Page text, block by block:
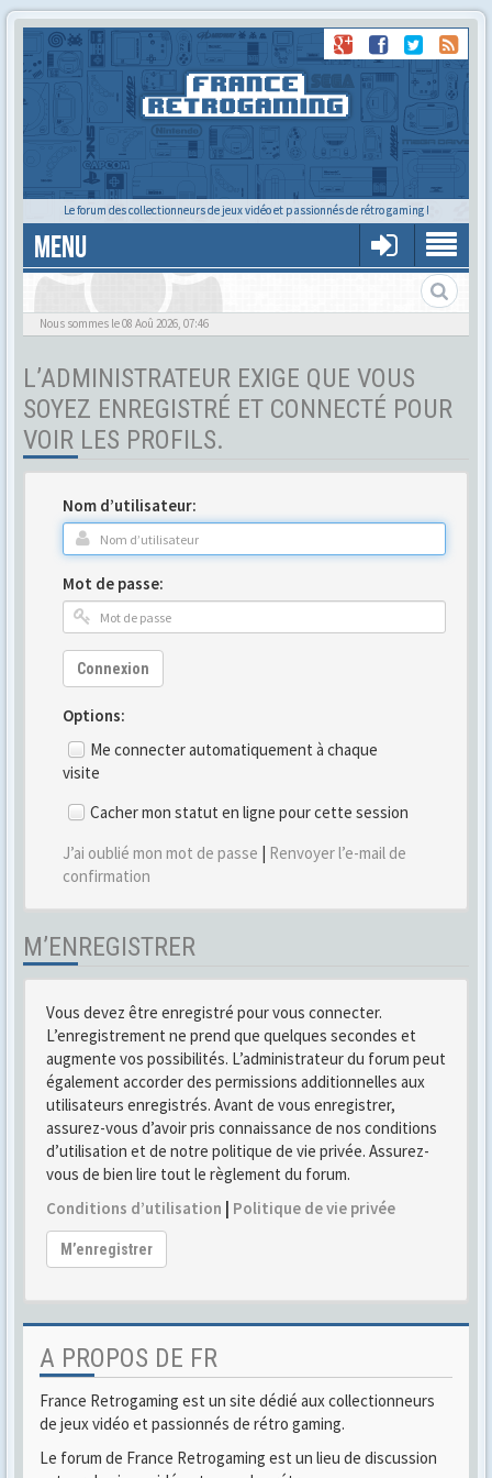
Le forum des collectionneurs de jeux vidéo et passionnés de rétro gaming !
MENU
Tu cherches quelqu'un ?
Nous sommes le 08 Aoû 2026, 07:46
L’ADMINISTRATEUR EXIGE QUE VOUS
SOYEZ ENREGISTRÉ ET CONNECTÉ POUR
VOIR LES PROFILS.
Nom d’utilisateur:
Mot de passe:
Connexion
Options:
Me connecter automatiquement à chaque
visite
Cacher mon statut en ligne pour cette session
J’ai oublié mon mot de passe | Renvoyer l’e-mail de
confirmation
M’ENREGISTRER
Vous devez être enregistré pour vous connecter.
L’enregistrement ne prend que quelques secondes et
augmente vos possibilités. L’administrateur du forum peut
également accorder des permissions additionnelles aux
utilisateurs enregistrés. Avant de vous enregistrer,
assurez-vous d’avoir pris connaissance de nos conditions
d’utilisation et de notre politique de vie privée. Assurez-
vous de bien lire tout le règlement du forum.
Conditions d’utilisation | Politique de vie privée
M’enregistrer
A PROPOS DE FR
France Retrogaming est un site dédié aux collectionneurs
de jeux vidéo et passionnés de rétro gaming.
Le forum de France Retrogaming est un lieu de discussion